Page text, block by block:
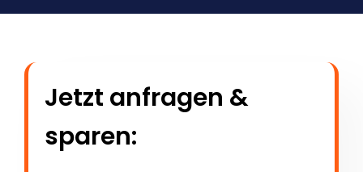
Jetzt anfragen &
sparen: